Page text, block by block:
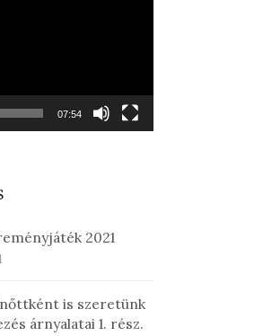
07:54
2021
is szeretünk
árnyalatai 1. rész.